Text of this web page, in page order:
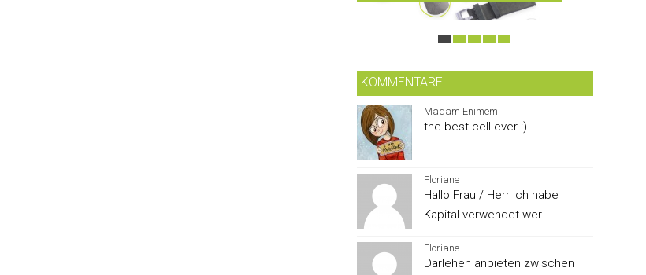
KOMMENTARE
Madam Enimem
the best cell ever :)
Floriane
Hallo Frau / Herr Ich habe
Kapital verwendet wer...
Floriane
Darlehen anbieten zwischen